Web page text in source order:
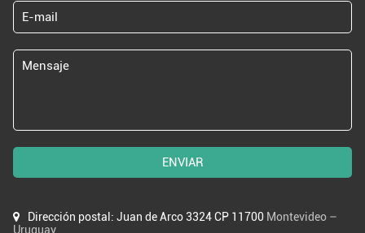
ENVIAR
Dirección postal: Juan de Arco 3324 CP 11700 Montevideo –
Uruguay